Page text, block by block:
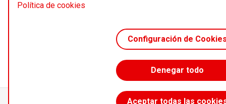
Política de cookies
Configuración de
Denegar todo
Aceptar todas las